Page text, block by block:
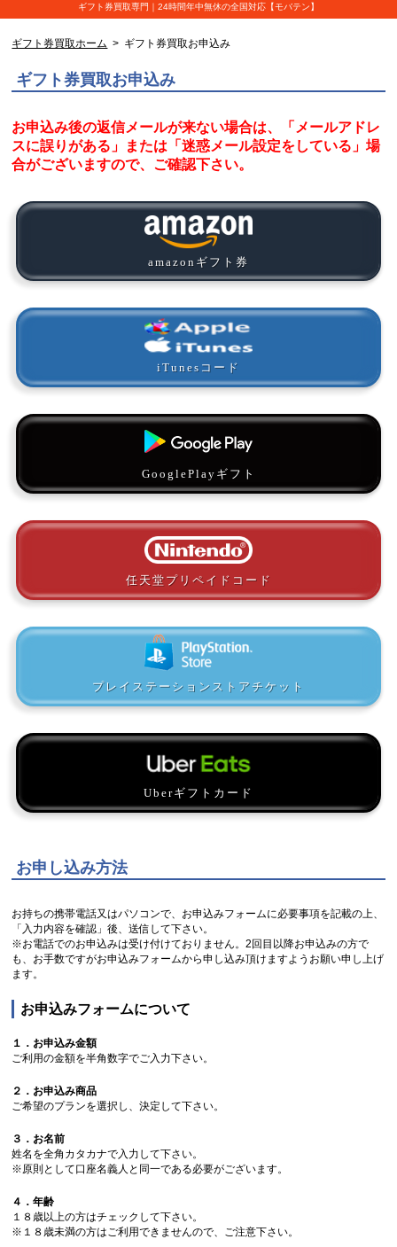
ギフト券買取専門｜24時間年中無休の全国対応【モバテン】
ギフト券買取ホーム > ギフト券買取お申込み
ギフト券買取お申込み
お申込み後の返信メールが来ない場合は、「メールアドレ
スに誤りがある」または「迷惑メール設定をしている」場
合がございますので、ご確認下さい。
amazonギフト券
iTunesコード
GooglePlayギフト
任天堂プリペイドコード
プレイステーションストアチケット
Uberギフトカード
お申し込み方法
お持ちの携帯電話又はパソコンで、お申込みフォームに必要事項を記載の上、
「入力内容を確認」後、送信して下さい。
※お電話でのお申込みは受け付けておりません。2回目以降お申込みの方で
も、お手数ですがお申込みフォームから申し込み頂けますようお願い申し上げ
ます。
お申込みフォームについて
１．お申込み金額
ご利用の金額を半角数字でご入力下さい。
２．お申込み商品
ご希望のプランを選択し、決定して下さい。
３．お名前
姓名を全角カタカナで入力して下さい。
※原則として口座名義人と同一である必要がございます。
４．年齢
１８歳以上の方はチェックして下さい。
※１８歳未満の方はご利用できませんので、ご注意下さい。